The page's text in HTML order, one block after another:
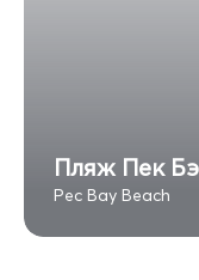
Пляж Пек
Pec Bay Beach